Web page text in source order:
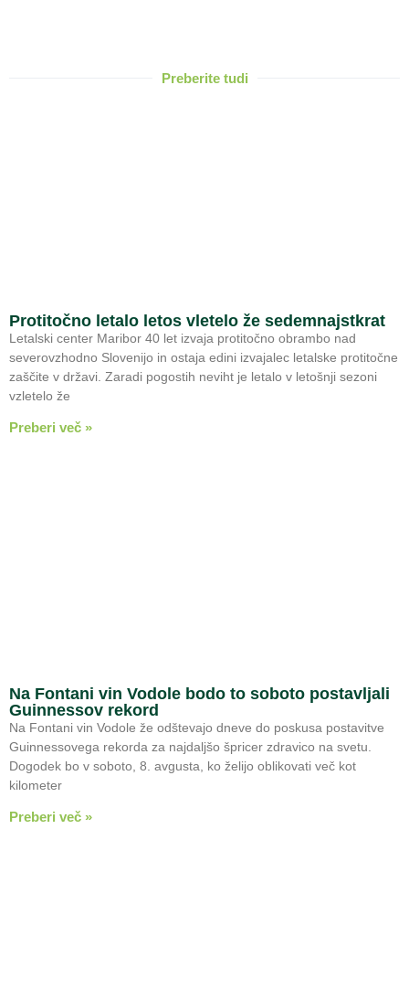
Preberite tudi
Protitočno letalo letos vletelo že sedemnajstkrat
Letalski center Maribor 40 let izvaja protitočno obrambo nad
severovzhodno Slovenijo in ostaja edini izvajalec letalske protitočne
zaščite v državi. Zaradi pogostih neviht je letalo v letošnji sezoni
vzletelo že
Preberi več »
Na Fontani vin Vodole bodo to soboto postavljali
Guinnessov rekord
Na Fontani vin Vodole že odštevajo dneve do poskusa postavitve
Guinnessovega rekorda za najdaljšo špricer zdravico na svetu.
Dogodek bo v soboto, 8. avgusta, ko želijo oblikovati več kot
kilometer
Preberi več »